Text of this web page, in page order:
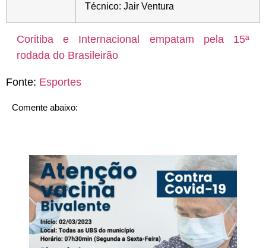
Técnico: Jair Ventura
Coritiba e Internacional empatam pela 15ª
rodada do Brasileirão
Fonte: Esportes
Comente abaixo: